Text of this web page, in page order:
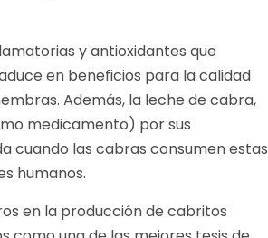
y antioxidantes que
en beneficios para la calidad
Además, la leche de cabra,
medicamento) por sus
cuando las cabras consumen estas
humanos.
en la producción de cabritos